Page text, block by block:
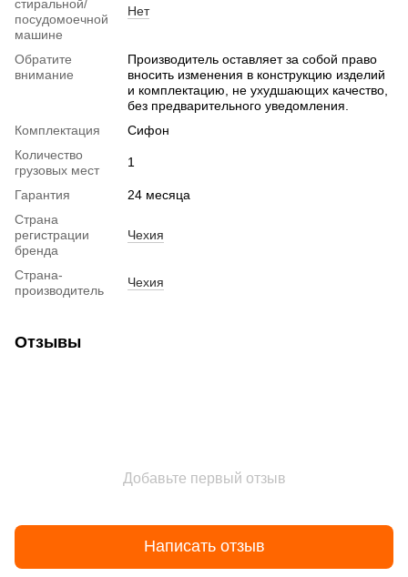
стиральной/
посудомоечной
машине
Нет
Обратите
внимание
Производитель оставляет за собой право
вносить изменения в конструкцию изделий
и комплектацию, не ухудшающих качество,
без предварительного уведомления.
Комплектация
Сифон
Количество
грузовых мест
1
Гарантия
24 месяца
Страна
регистрации
бренда
Чехия
Страна-
производитель
Чехия
Отзывы
Добавьте первый отзыв
Написать отзыв